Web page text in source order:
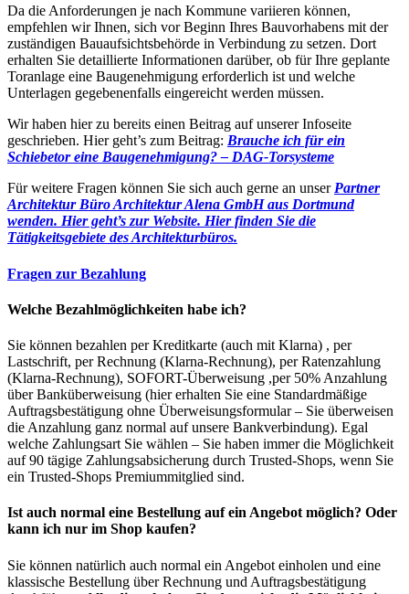
Da die Anforderungen je nach Kommune variieren können,
empfehlen wir Ihnen, sich vor Beginn Ihres Bauvorhabens mit der
zuständigen Bauaufsichtsbehörde in Verbindung zu setzen. Dort
erhalten Sie detaillierte Informationen darüber, ob für Ihre geplante
Toranlage eine Baugenehmigung erforderlich ist und welche
Unterlagen gegebenenfalls eingereicht werden müssen.
Wir haben hier zu bereits einen Beitrag auf unserer Infoseite
geschrieben. Hier geht’s zum Beitrag: Brauche ich für ein
Schiebetor eine Baugenehmigung? – DAG-Torsysteme
Für weitere Fragen können Sie sich auch gerne an unser Partner
Architektur Büro Architektur Alena GmbH aus Dortmund
wenden. Hier geht’s zur Website. Hier finden Sie die
Tätigkeitsgebiete des Architekturbüros.
Fragen zur Bezahlung
Welche Bezahlmöglichkeiten habe ich?
Sie können bezahlen per Kreditkarte (auch mit Klarna) , per
Lastschrift, per Rechnung (Klarna-Rechnung), per Ratenzahlung
(Klarna-Rechnung), SOFORT-Überweisung ,per 50% Anzahlung
über Banküberweisung (hier erhalten Sie eine Standardmäßige
Auftragsbestätigung ohne Überweisungsformular – Sie überweisen
die Anzahlung ganz normal auf unsere Bankverbindung). Egal
welche Zahlungsart Sie wählen – Sie haben immer die Möglichkeit
auf 90 tägige Zahlungsabsicherung durch Trusted-Shops, wenn Sie
ein Trusted-Shops Premiummitglied sind.
Ist auch normal eine Bestellung auf ein Angebot möglich? Oder
kann ich nur im Shop kaufen?
Sie können natürlich auch normal ein Angebot einholen und eine
klassische Bestellung über Rechnung und Auftragsbestätigung